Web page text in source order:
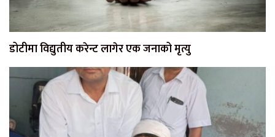
डोटीमा विद्युतीय करेन्ट लागेर एक जनाको मृत्यु